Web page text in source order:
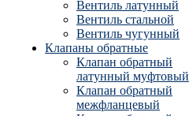
Вентиль латунный
Вентиль стальной
Вентиль чугунный
Клапаны обратные
Клапан обратный
латунный муфтовый
Клапан обратный
межфланцевый